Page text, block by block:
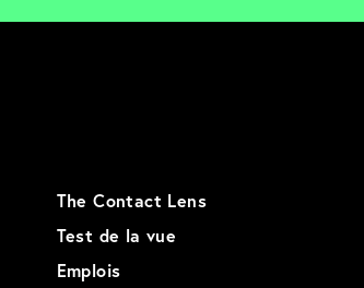
The Contact Lens
Test de la vue
Emplois